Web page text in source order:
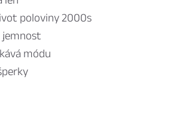
poloviny 2000s
módu